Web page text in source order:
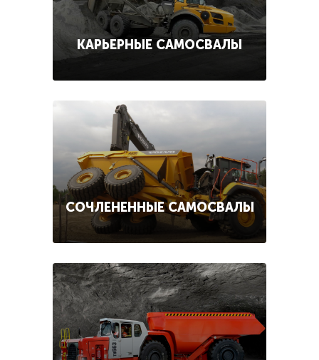
КАРЬЕРНЫЕ САМОСВАЛЫ
СОЧЛЕНЕННЫЕ САМОСВАЛЫ